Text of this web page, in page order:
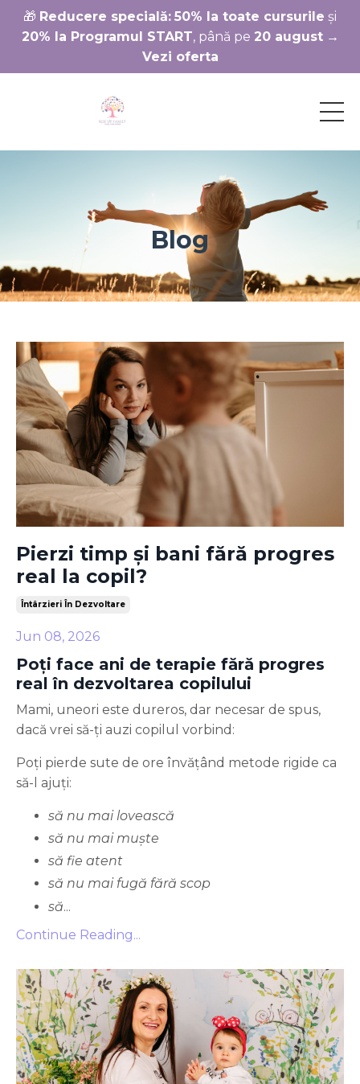
🎁 Reducere specială: 50% la toate cursurile și
20% la Programul START, până pe 20 august→
Vezi oferta
Blog
Pierzi timp și bani fără progres
real la copil?
Întârzieri În Dezvoltare
Jun 08, 2026
Poți face ani de terapie fără progres
real în dezvoltarea copilului
Mami, uneori este dureros, dar necesar de spus,
dacă vrei să-ți auzi copilul vorbind:
Poți pierde sute de ore învățând metode rigide ca
să-l ajuți:
să nu mai lovească
să nu mai muște
să fie atent
să nu mai fugă fără scop
să...
Continue Reading...